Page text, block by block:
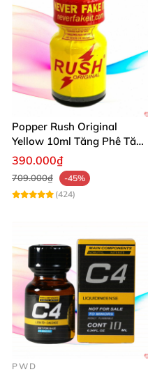
Popper Rush Original
Yellow 10ml Tăng Phê Tăng
Kích Thích
390.000₫
709.000₫
-45%
(424)
PWD